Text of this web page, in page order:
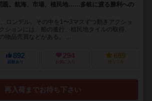
題。航海、市場、植民地……多岐に渡る勝利への
ロンデル。その中を1〜3マスずつ動きアクショ
ションには、船の進行、植民地タイルの取得、
物品売買などがある。 ...
892
経験あり
294
お気に入り
689
持ってる
再入荷までお待ち下さい